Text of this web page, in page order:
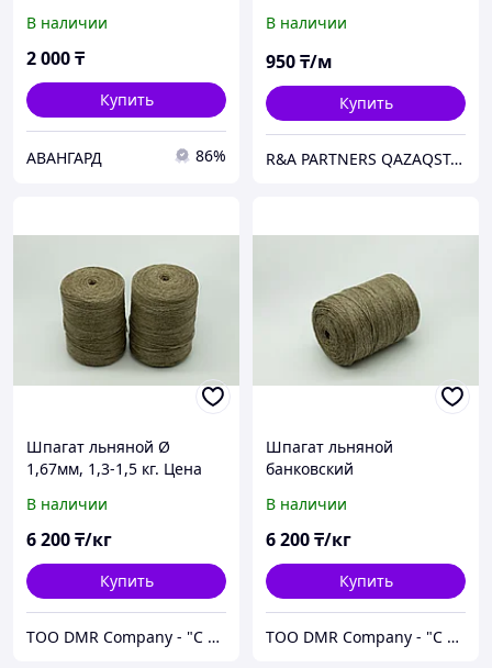
В наличии
2 000₸
Купить
АВАНГАРД 86%
В наличии
950₸/м
Купить
R&A PARTNERS QAZAQSTAN
Шпагат льняной Ø
1,67мм, 1,3-1,5 кг. Цена
В наличии
6 200₸/кг
Купить
ТОО DMR Company - "С НАМИ НАДЕЖНО" город Алматы
Шпагат льняной
банковский
в бобине 1,3-1,5кг, цена
за 1 кг
В наличии
6 200₸/кг
Купить
ТОО DMR Company - "С НАМИ НАДЕЖНО" город Алматы